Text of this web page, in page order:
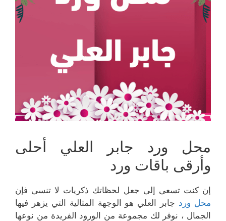
محل ورد جابر العلي أحلى
وأرقى باقات ورد
إن كنت تسعى إلى جعل لحظاتك ذكريات لا تنسى فإن
محل ورد جابر العلي هو الوجهة المثالية التي يزهر فيها
الجمال ، نوفر لك مجموعة من الورود الفريدة من نوعها